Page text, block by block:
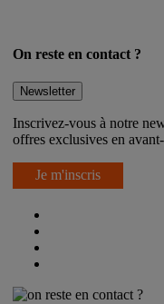
On reste en contact ?
Newsletter
Inscrivez-vous à notre
offres exclusives en
Je m'inscris